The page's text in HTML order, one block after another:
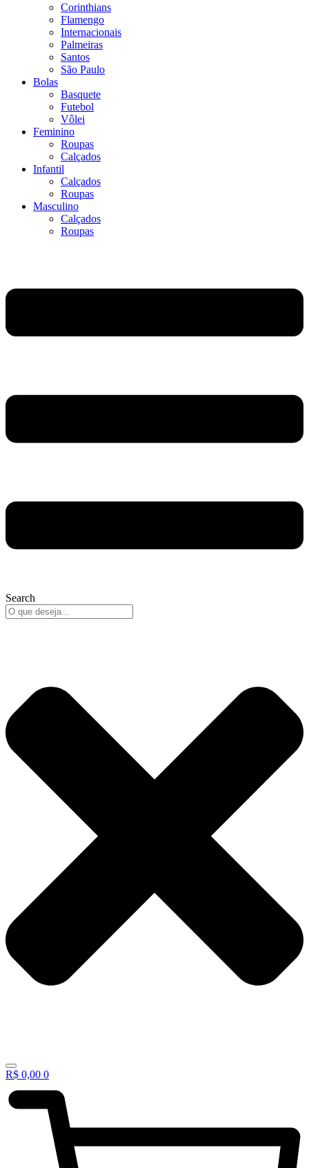
Corinthians
Flamengo
Internacionais
Palmeiras
Santos
São Paulo
Bolas
Basquete
Futebol
Vôlei
Feminino
Roupas
Calçados
Infantil
Calçados
Roupas
Masculino
Calçados
Roupas
Search
R$ 0,00 0